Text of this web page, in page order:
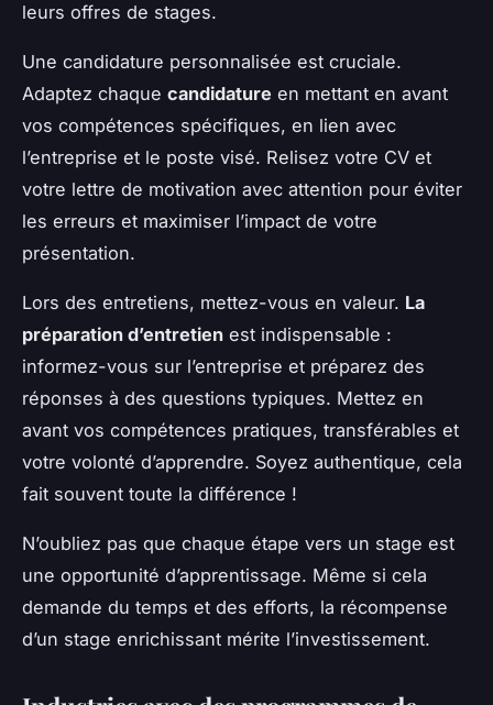
leurs offres de stages.
Une candidature personnalisée est cruciale.
Adaptez chaque candidature en mettant en avant
vos compétences spécifiques, en lien avec
l’entreprise et le poste visé. Relisez votre CV et
votre lettre de motivation avec attention pour éviter
les erreurs et maximiser l’impact de votre
présentation.
Lors des entretiens, mettez-vous en valeur. La
préparation d’entretien est indispensable :
informez-vous sur l’entreprise et préparez des
réponses à des questions typiques. Mettez en
avant vos compétences pratiques, transférables et
votre volonté d’apprendre. Soyez authentique, cela
fait souvent toute la différence !
N’oubliez pas que chaque étape vers un stage est
une opportunité d’apprentissage. Même si cela
demande du temps et des efforts, la récompense
d’un stage enrichissant mérite l’investissement.